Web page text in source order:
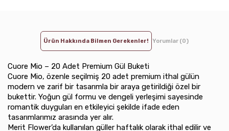
Ürün Hakkında Bilmen Gerekenler! Yorumlar (0)
Cuore Mio – 20 Adet Premium Gül Buketi
Cuore Mio, özenle seçilmiş 20 adet premium ithal gülün
modern ve zarif bir tasarımla bir araya getirildiği özel bir
bukettir. Yoğun gül formu ve dengeli yerleşimi sayesinde
romantik duyguları en etkileyici şekilde ifade eden
tasarımlarımız arasında yer alır.
Merit Flower’da kullanılan güller haftalık olarak ithal edilir ve